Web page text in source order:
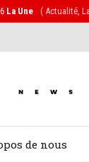
La Une ( Actualité,
de nous